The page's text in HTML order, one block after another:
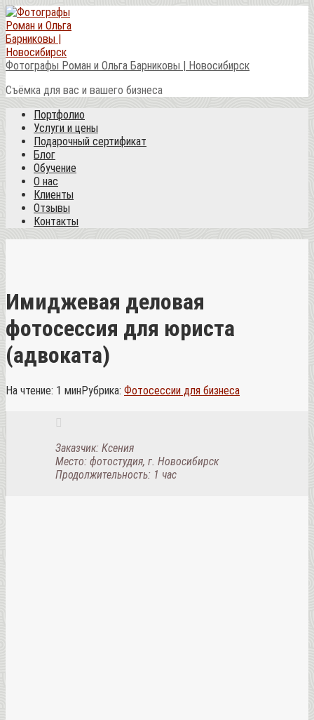
Перейти
к
контенту
Фотографы Роман и Ольга Барниковы | Новосибирск
Съёмка для вас и вашего бизнеса
Портфолио
Услуги и цены
Подарочный сертификат
Блог
Обучение
О нас
Клиенты
Отзывы
Контакты
Имиджевая деловая
фотосессия для юриста
(адвоката)
На чтение: 1 минРубрика: Фотосессии для бизнеса
Заказчик: Ксения
Место: фотостудия, г. Новосибирск
Продолжительность: 1 час